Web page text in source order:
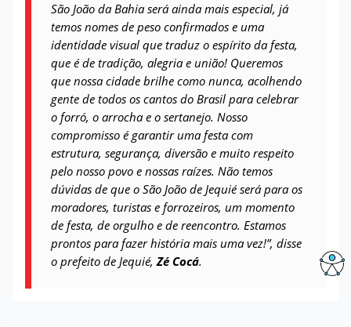
São João da Bahia será ainda mais especial, já
temos nomes de peso confirmados e uma
identidade visual que traduz o espírito da festa,
que é de tradição, alegria e união! Queremos
que nossa cidade brilhe como nunca, acolhendo
gente de todos os cantos do Brasil para celebrar
o forró, o arrocha e o sertanejo. Nosso
compromisso é garantir uma festa com
estrutura, segurança, diversão e muito respeito
pelo nosso povo e nossas raízes. Não temos
dúvidas de que o São João de Jequié será para os
moradores, turistas e forrozeiros, um momento
de festa, de orgulho e de reencontro. Estamos
prontos para fazer história mais uma vez!”, disse
o prefeito de Jequié,Zé Cocá.